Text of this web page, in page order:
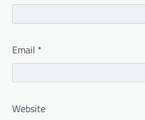
Email *
Website